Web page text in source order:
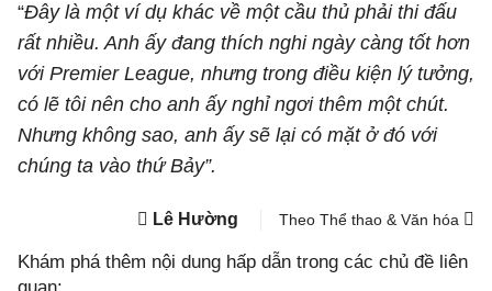
“Đây là một ví dụ khác về một cầu thủ phải thi đấu
rất nhiều. Anh ấy đang thích nghi ngày càng tốt hơn
với Premier League, nhưng trong điều kiện lý tưởng,
có lẽ tôi nên cho anh ấy nghỉ ngơi thêm một chút.
Nhưng không sao, anh ấy sẽ lại có mặt ở đó với
chúng ta vào thứ Bảy”.
Lê Hường Theo Thể thao & Văn hóa
Khám phá thêm nội dung hấp dẫn trong các chủ đề liên